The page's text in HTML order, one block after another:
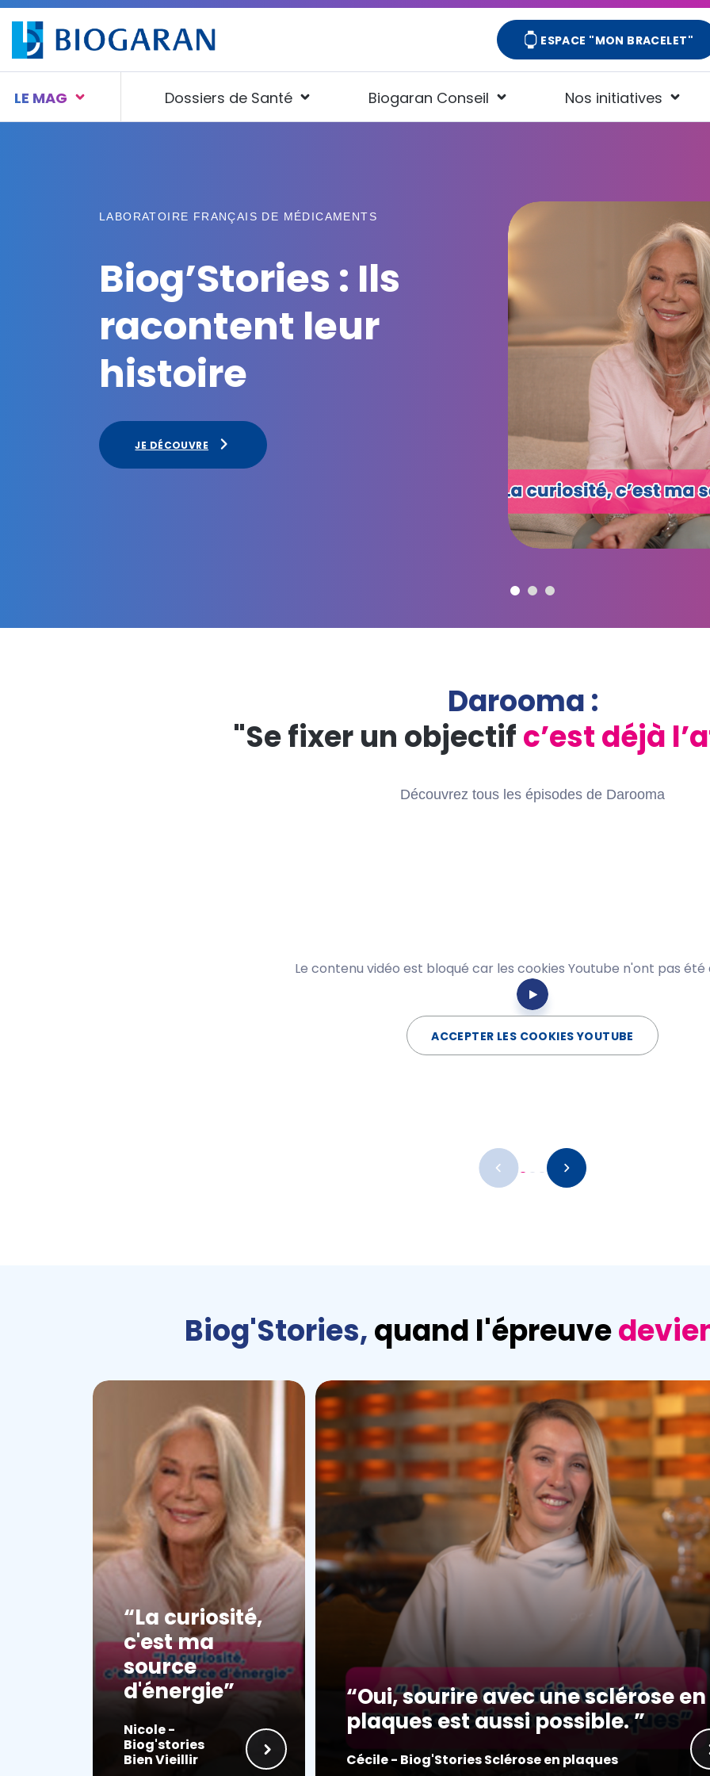
Aller
au
contenu
principal
ESPACE "MON BRACELET"
Fonctionnalités du Bracelet
LE MAG Dossiers de Santé Biogaran Conseil Nos initiatives
LABORATOIRE FRANÇAIS DE MÉDICAMENTS
Biog’Stories : Ils
racontent leur
histoire
JE DÉCOUVRE
Darooma :
"Se fixer un objectifc’est déjà
Découvrez tous les épisodes de Darooma
Le contenu vidéo est bloqué car les cookies Youtube n'ont pas
ACCEPTER LES COOKIES YOUTUBE
Biog'Stories,quand l'épreuve
La curiosité,
c'est ma
source
d'énergie
Nicole -
Biog'stories
Bien Vieillir
Oui, sourire avec une sclérose en
plaques est aussi possible.
Cécile - Biog'Stories Sclérose en plaques